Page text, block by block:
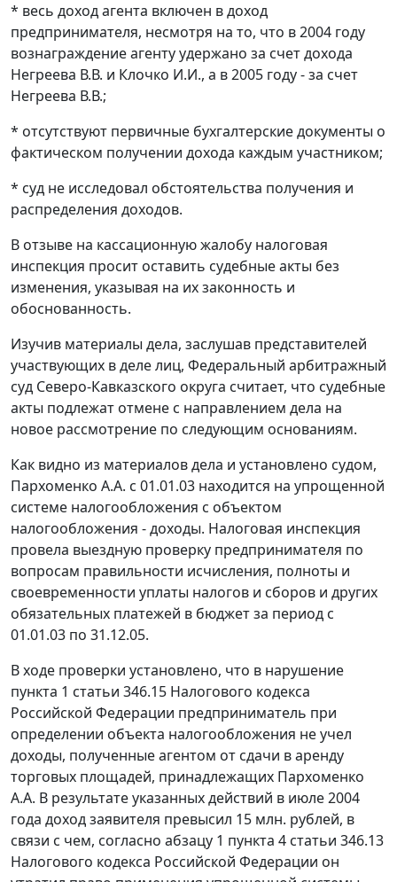
* весь доход агента включен в доход
предпринимателя, несмотря на то, что в 2004 году
вознаграждение агенту удержано за счет дохода
Негреева В.В. и Клочко И.И., а в 2005 году - за счет
Негреева В.В.;
* отсутствуют первичные бухгалтерские документы о
фактическом получении дохода каждым участником;
* суд не исследовал обстоятельства получения и
распределения доходов.
В отзыве на кассационную жалобу налоговая
инспекция просит оставить судебные акты без
изменения, указывая на их законность и
обоснованность.
Изучив материалы дела, заслушав представителей
участвующих в деле лиц, Федеральный арбитражный
суд Северо-Кавказского округа считает, что судебные
акты подлежат отмене с направлением дела на
новое рассмотрение по следующим основаниям.
Как видно из материалов дела и установлено судом,
Пархоменко А.А. с 01.01.03 находится на упрощенной
системе налогообложения с объектом
налогообложения - доходы. Налоговая инспекция
провела выездную проверку предпринимателя по
вопросам правильности исчисления, полноты и
своевременности уплаты налогов и сборов и других
обязательных платежей в бюджет за период с
01.01.03 по 31.12.05.
В ходе проверки установлено, что в нарушение
пункта 1 статьи 346.15 Налогового кодекса
Российской Федерации предприниматель при
определении объекта налогообложения не учел
доходы, полученные агентом от сдачи в аренду
торговых площадей, принадлежащих Пархоменко
А.А. В результате указанных действий в июле 2004
года доход заявителя превысил 15 млн. рублей, в
связи с чем, согласно абзацу 1 пункта 4 статьи 346.13
Налогового кодекса Российской Федерации он